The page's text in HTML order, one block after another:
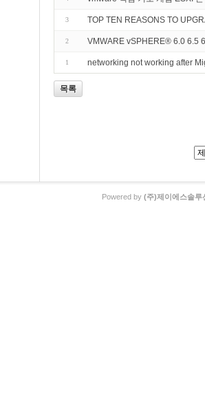
3 TOP TEN REASONS TO
2 VMWARE vSPHERE® 6.0 6.5
1 networking not working after
목록
Powered by (주)제이에스솔루